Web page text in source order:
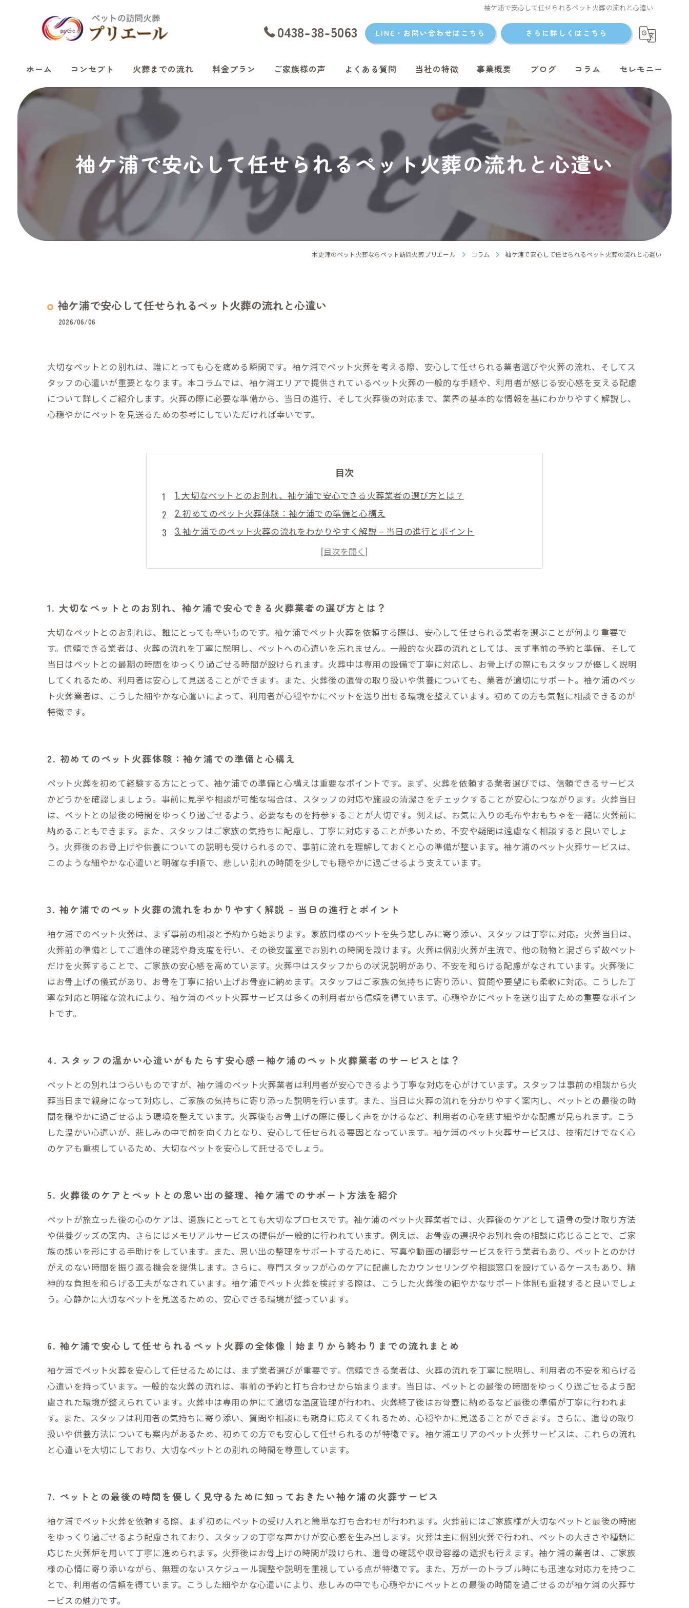
袖ケ浦で安心して任せられるペット火葬の流れと心遣い
0438-38-5063 LINE・お問い合わせはこちら さらに詳しくはこちら
ホーム コンセプト 火葬までの流れ 料金プラン ご家族様の声 よくある質問 当社の特徴
君津のペット火葬
富津のペット火葬
袖ケ浦のペット火葬
事業概要 ブログ コラム セレモニー
袖ケ浦で安心して任せられるペット火葬の流れと心遣い
木更津のペット火葬ならペット訪問火葬プリエール コラム 袖ケ浦で安心して任せられるペット火葬の流れと心遣い
袖ケ浦で安心して任せられるペット火葬の流れと心遣い
2026/06/06
大切なペットとの別れは、誰にとっても心を痛める瞬間です。袖ケ浦でペット火葬を考える際、安心して任せられる業者選びや火葬の流れ、そしてス
タッフの心遣いが重要となります。本コラムでは、袖ケ浦エリアで提供されているペット火葬の一般的な手順や、利用者が感じる安心感を支える配慮
について詳しくご紹介します。火葬の際に必要な準備から、当日の進行、そして火葬後の対応まで、業界の基本的な情報を基にわかりやすく解説し、
心穏やかにペットを見送るための参考にしていただければ幸いです。
目次
1. 大切なペットとのお別れ、袖ケ浦で安心できる火葬業者の選び方とは？
2. 初めてのペット火葬体験：袖ケ浦での準備と心構え
3. 袖ケ浦でのペット火葬の流れをわかりやすく解説 – 当日の進行とポイント
4. スタッフの温かい心遣いがもたらす安心感－袖ケ浦のペット火葬業者のサービスとは？
5. 火葬後のケアとペットとの思い出の整理、袖ケ浦でのサポート方法を紹介
7. ペットとの最後の時間を優しく見守るために知っておきたい袖ケ浦の火葬サービス
1. 大切なペットとのお別れ、袖ケ浦で安心できる火葬業者の選び方とは？
大切なペットとのお別れは、誰にとっても辛いものです。袖ケ浦でペット火葬を依頼する際は、安心して任せられる業者を選ぶことが何より重要で
す。信頼できる業者は、火葬の流れを丁寧に説明し、ペットへの心遣いを忘れません。一般的な火葬の流れとしては、まず事前の予約と準備、そして
当日はペットとの最期の時間をゆっくり過ごせる時間が設けられます。火葬中は専用の設備で丁寧に対応し、お骨上げの際にもスタッフが優しく説明
してくれるため、利用者は安心して見送ることができます。また、火葬後の遺骨の取り扱いや供養についても、業者が適切にサポート。袖ケ浦のペッ
ト火葬業者は、こうした細やかな心遣いによって、利用者が心穏やかにペットを送り出せる環境を整えています。初めての方も気軽に相談できるのが
特徴です。
2. 初めてのペット火葬体験：袖ケ浦での準備と心構え
ペット火葬を初めて経験する方にとって、袖ケ浦での準備と心構えは重要なポイントです。まず、火葬を依頼する業者選びでは、信頼できるサービス
かどうかを確認しましょう。事前に見学や相談が可能な場合は、スタッフの対応や施設の清潔さをチェックすることが安心につながります。火葬当日
は、ペットとの最後の時間をゆっくり過ごせるよう、必要なものを持参することが大切です。例えば、お気に入りの毛布やおもちゃを一緒に火葬前に
納めることもできます。また、スタッフはご家族の気持ちに配慮し、丁寧に対応することが多いため、不安や疑問は遠慮なく相談すると良いでしょ
う。火葬後のお骨上げや供養についての説明も受けられるので、事前に流れを理解しておくと心の準備が整います。袖ケ浦のペット火葬サービスは、
このような細やかな心遣いと明確な手順で、悲しい別れの時間を少しでも穏やかに過ごせるよう支えています。
3. 袖ケ浦でのペット火葬の流れをわかりやすく解説 – 当日の進行とポイント
袖ケ浦でのペット火葬は、まず事前の相談と予約から始まります。家族同様のペットを失う悲しみに寄り添い、スタッフは丁寧に対応。火葬当日は、
火葬前の準備としてご遺体の確認や身支度を行い、その後安置室でお別れの時間を設けます。火葬は個別火葬が主流で、他の動物と混ざらず故ペット
だけを火葬することで、ご家族の安心感を高めています。火葬中はスタッフからの状況説明があり、不安を和らげる配慮がなされています。火葬後に
はお骨上げの儀式があり、お骨を丁寧に拾い上げお骨壺に納めます。スタッフはご家族の気持ちに寄り添い、質問や要望にも柔軟に対応。こうした丁
寧な対応と明確な流れにより、袖ケ浦のペット火葬サービスは多くの利用者から信頼を得ています。心穏やかにペットを送り出すための重要なポイン
トです。
4. スタッフの温かい心遣いがもたらす安心感－袖ケ浦のペット火葬業者のサービスとは？
ペットとの別れはつらいものですが、袖ケ浦のペット火葬業者は利用者が安心できるよう丁寧な対応を心がけています。スタッフは事前の相談から火
葬当日まで親身になって対応し、ご家族の気持ちに寄り添った説明を行います。また、当日は火葬の流れを分かりやすく案内し、ペットとの最後の時
間を穏やかに過ごせるよう環境を整えています。火葬後もお骨上げの際に優しく声をかけるなど、利用者の心を癒す細やかな配慮が見られます。こう
した温かい心遣いが、悲しみの中で前を向く力となり、安心して任せられる要因となっています。袖ケ浦のペット火葬サービスは、技術だけでなく心
のケアも重視しているため、大切なペットを安心して託せるでしょう。
5. 火葬後のケアとペットとの思い出の整理、袖ケ浦でのサポート方法を紹介
ペットが旅立った後の心のケアは、遺族にとってとても大切なプロセスです。袖ケ浦のペット火葬業者では、火葬後のケアとして遺骨の受け取り方法
や供養グッズの案内、さらにはメモリアルサービスの提供が一般的に行われています。例えば、お骨壺の選択やお別れ会の相談に応じることで、ご家
族の想いを形にする手助けをしています。また、思い出の整理をサポートするために、写真や動画の撮影サービスを行う業者もあり、ペットとのかけ
がえのない時間を振り返る機会を提供します。さらに、専門スタッフが心のケアに配慮したカウンセリングや相談窓口を設けているケースもあり、精
神的な負担を和らげる工夫がなされています。袖ケ浦でペット火葬を検討する際は、こうした火葬後の細やかなサポート体制も重視すると良いでしょ
う。心静かに大切なペットを見送るための、安心できる環境が整っています。
6. 袖ケ浦で安心して任せられるペット火葬の全体像｜始まりから終わりまでの流れまとめ
袖ケ浦でペット火葬を安心して任せるためには、まず業者選びが重要です。信頼できる業者は、火葬の流れを丁寧に説明し、利用者の不安を和らげる
心遣いを持っています。一般的な火葬の流れは、事前の予約と打ち合わせから始まります。当日は、ペットとの最後の時間をゆっくり過ごせるよう配
慮された環境が整えられています。火葬中は専用の炉にて適切な温度管理が行われ、火葬終了後はお骨壺に納めるなど最後の準備が丁寧に行われま
す。また、スタッフは利用者の気持ちに寄り添い、質問や相談にも親身に応えてくれるため、心穏やかに見送ることができます。さらに、遺骨の取り
扱いや供養方法についても案内があるため、初めての方でも安心して任せられるのが特徴です。袖ケ浦エリアのペット火葬サービスは、これらの流れ
と心遣いを大切にしており、大切なペットとの別れの時間を尊重しています。
7. ペットとの最後の時間を優しく見守るために知っておきたい袖ケ浦の火葬サービス
袖ケ浦でペット火葬を依頼する際、まず初めにペットの受け入れと簡単な打ち合わせが行われます。火葬前にはご家族様が大切なペットと最後の時間
をゆっくり過ごせるよう配慮されており、スタッフの丁寧な声かけが安心感を生み出します。火葬は主に個別火葬で行われ、ペットの大きさや種類に
応じた火葬炉を用いて丁寧に進められます。火葬後はお骨上げの時間が設けられ、遺骨の確認や収骨容器の選択も行えます。袖ケ浦の業者は、ご家族
様の心情に寄り添いながら、無理のないスケジュール調整や説明を重視している点が特徴です。また、万が一のトラブル時にも迅速な対応力を持つこ
とで、利用者の信頼を得ています。こうした細やかな心遣いにより、悲しみの中でも心穏やかにペットとの最後の時間を過ごせるのが袖ケ浦の火葬サ
ービスの魅力です。